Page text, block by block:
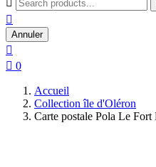


Annuler

 0
Accueil
Collection île d'Oléron
Carte postale Pola Le